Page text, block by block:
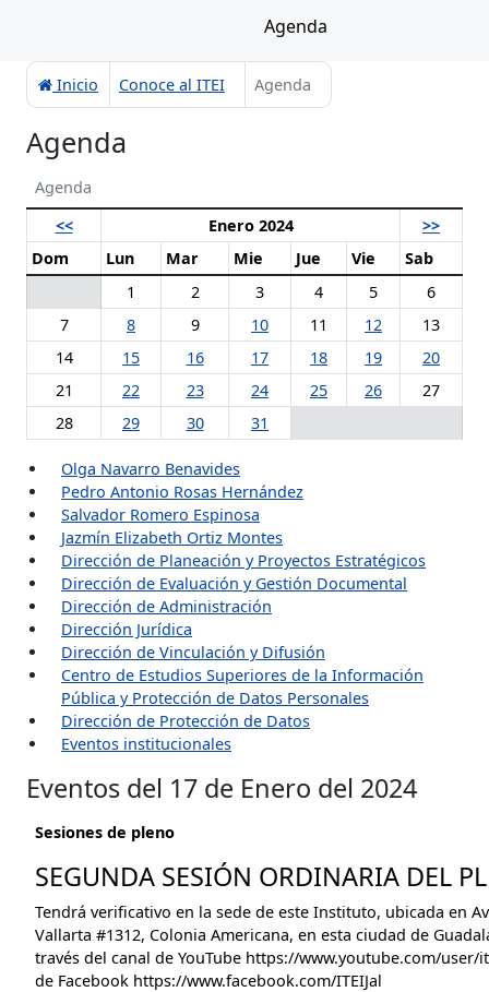
Agenda
Inicio Conoce al ITEI Agenda
Agenda
Agenda
<<
Enero 2024
>>
Dom
Lun Mar Mie Jue Vie
Sab
1
2 3 4 5
6
7
8 9 10 11 12
13
14
15 16 17 18 19
20
21
22 23 24 25 26
27
28
29 30 31
Olga Navarro Benavides
Pedro Antonio Rosas Hernández
Salvador Romero Espinosa
Jazmín Elizabeth Ortiz Montes
Dirección de Planeación y Proyectos Estratégicos
Dirección de Evaluación y Gestión Documental
Dirección de Administración
Dirección Jurídica
Dirección de Vinculación y Difusión
Centro de Estudios Superiores de la Información
Pública y Protección de Datos Personales
Dirección de Protección de Datos
Eventos institucionales
Eventos del 17 de Enero del 2024
Sesiones de pleno
SEGUNDA SESIÓN ORDINARIA DEL
Tendrá verificativo en la sede de este Instituto, ubicada en
Vallarta #1312, Colonia Americana, en esta ciudad de
través del canal de YouTube https://www.youtube.com/user/
de Facebook https://www.facebook.com/ITEIJal